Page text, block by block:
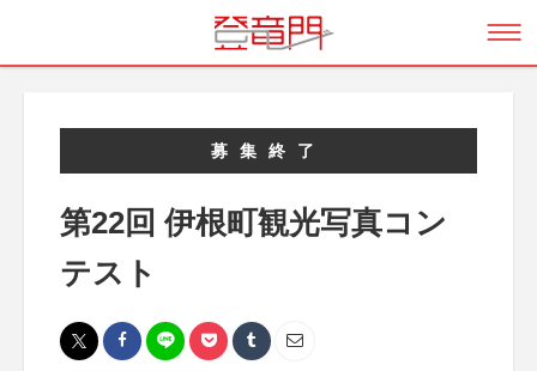
募集終了
第22回 伊根町観光写真コン
テスト